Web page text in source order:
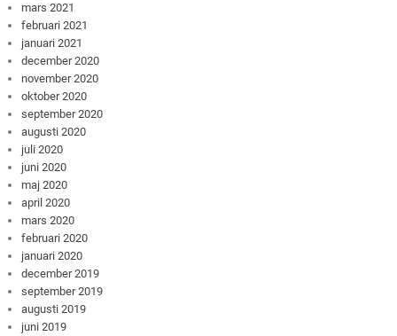
mars 2021
februari 2021
januari 2021
december 2020
november 2020
oktober 2020
september 2020
augusti 2020
juli 2020
juni 2020
maj 2020
april 2020
mars 2020
februari 2020
januari 2020
december 2019
september 2019
augusti 2019
juni 2019